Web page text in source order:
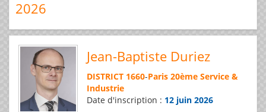
2026
Jean-Baptiste Duriez
DISTRICT 1660-Paris 20ème Service &
Industrie
Date d'inscription : 12 juin 2026